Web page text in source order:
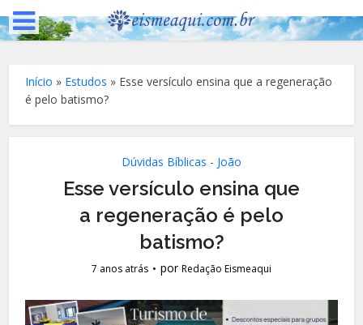
Início » Estudos » Esse versículo ensina que a regeneração
é pelo batismo?
Dúvidas Bíblicas - João
Esse versículo ensina que
a regeneração é pelo
batismo?
7 anos atrás porRedação Eismeaqui